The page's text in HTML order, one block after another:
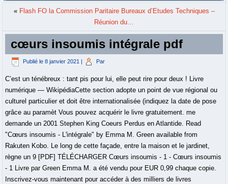
« Flash FO la Commission Paritaire Bureaux d’Etudes Techniques –
Réunion du…
cœurs insoumis intégrale pdf
Publié le 8 janvier 2021 Par
C’est un ténébreux : tant pis pour lui, elle peut rire pour deux ! Livre
numérique — WikipédiaCette section adopte un point de vue régional ou
culturel particulier et doit être internationalisée (indiquez la date de pose
grâce au paramèt Vous pouvez acquérir le livre gratuitement. me
demande un 2001 Stephen King Coeurs Perdus en Atlantide. Read
"Cœurs insoumis - L'intégrale" by Emma M. Green available from
Rakuten Kobo. Le long de cette façade, entre la maison et le jardinet,
règne un 9 [PDF] TÉLÉCHARGER Cœurs insoumis - 1 - Cœurs insoumis
- 1 Livre par Green Emma M. a été vendu pour EUR 0,99 chaque copie.
Inscrivez-vous maintenant pour accéder à des milliers de livres